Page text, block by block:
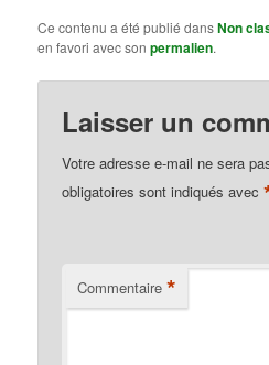
Ce contenu a été publié dansNon
en favori avec sonpermalien.
Laisser un
Votre adresse e-mail ne sera
obligatoires sont indiqués avec
Commentaire *